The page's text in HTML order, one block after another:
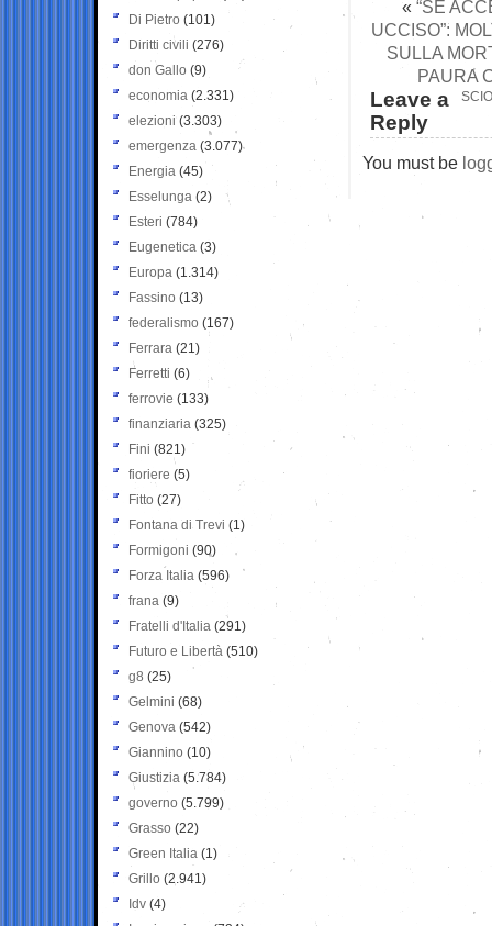
« “SE
UCCISO”:
SULLA
PAURA
Leave a
Reply
You must be
Di Pietro (101)
Diritti civili (276)
don Gallo (9)
economia (2.331)
elezioni (3.303)
emergenza (3.077)
Energia (45)
Esselunga (2)
Esteri (784)
Eugenetica (3)
Europa (1.314)
Fassino (13)
federalismo (167)
Ferrara (21)
Ferretti (6)
ferrovie (133)
finanziaria (325)
Fini (821)
fioriere (5)
Fitto (27)
Fontana di Trevi (1)
Formigoni (90)
Forza Italia (596)
frana (9)
Fratelli d'Italia (291)
Futuro e Libertà (510)
g8 (25)
Gelmini (68)
Genova (542)
Giannino (10)
Giustizia (5.784)
governo (5.799)
Grasso (22)
Green Italia (1)
Grillo (2.941)
Idv (4)